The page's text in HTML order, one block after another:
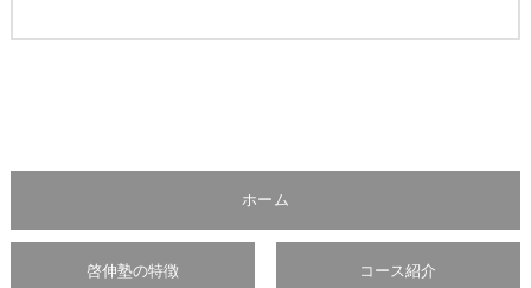
ホーム
啓伸塾の特徴 コース紹介